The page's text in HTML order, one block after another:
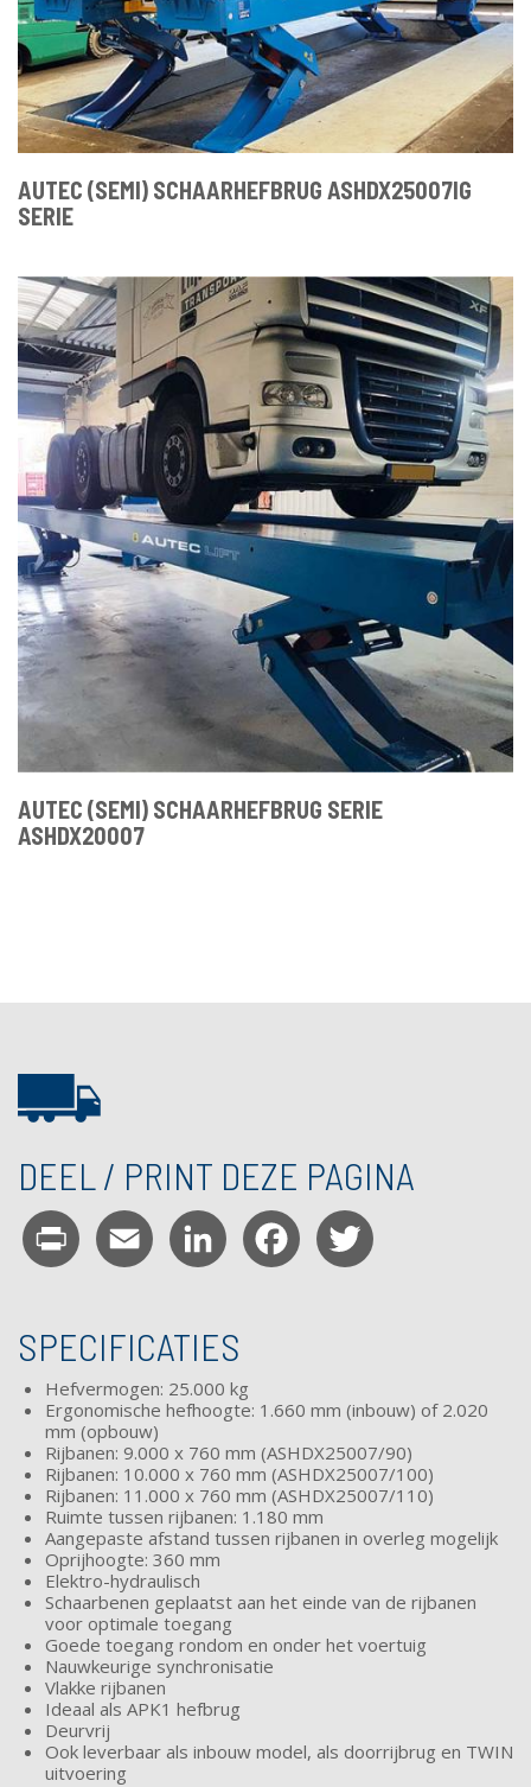
AUTEC (SEMI) SCHAARHEFBRUG ASHDX25007IG
SERIE
AUTEC (SEMI) SCHAARHEFBRUG SERIE
ASHDX20007
DEEL / PRINT DEZE PAGINA
Print Email LinkedInFacebook
SPECIFICATIES
Hefvermogen: 25.000 kg
Ergonomische hefhoogte: 1.660 mm (inbouw) of 2.020
mm (opbouw)
Rijbanen: 9.000 x 760 mm (ASHDX25007/90)
Rijbanen: 10.000 x 760 mm (ASHDX25007/100)
Rijbanen: 11.000 x 760 mm (ASHDX25007/110)
Ruimte tussen rijbanen: 1.180 mm
Aangepaste afstand tussen rijbanen in overleg mogelijk
Oprijhoogte: 360 mm
Elektro-hydraulisch
Schaarbenen geplaatst aan het einde van de rijbanen
voor optimale toegang
Goede toegang rondom en onder het voertuig
Nauwkeurige synchronisatie
Vlakke rijbanen
Ideaal als APK1 hefbrug
Deurvrij
Ook leverbaar als inbouw model, als doorrijbrug en TWIN
uitvoering